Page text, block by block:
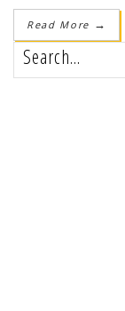
Read More →